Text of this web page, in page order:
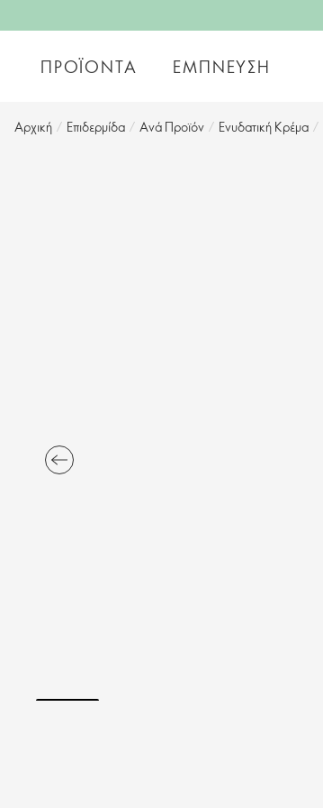
ΠΡΟΪΌΝΤΑ ΈΜΠΝΕΥΣΗ
Αρχική / Επιδερμίδα / Aνά Προϊόν / Ενυδατική Κρέμα /